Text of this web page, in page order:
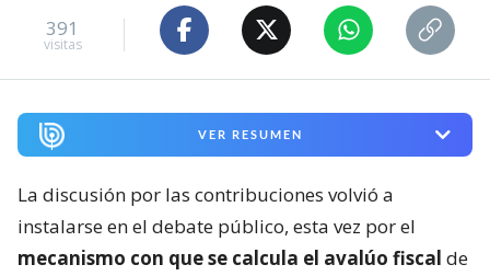
391
visitas
VER RESUMEN
La discusión por las contribuciones volvió a
instalarse en el debate público, esta vez por el
mecanismo con que se calcula el avalúo fiscal de